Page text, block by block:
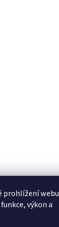
prohlížení webu
výkon a